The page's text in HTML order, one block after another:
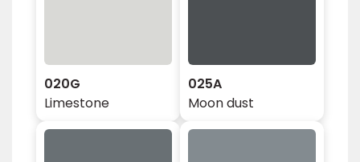
020G
Limestone
025A
Moon dust